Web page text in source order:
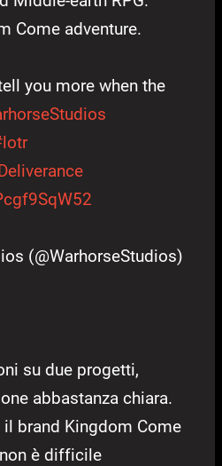
Come adventure.
you more when the
(@WarhorseStudios)
su due progetti,
abbastanza chiara.
il brand Kingdom Come
è difficile